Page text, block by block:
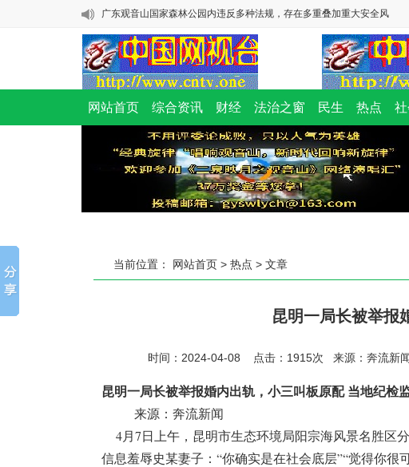
广东观音山国家森林公园内违反多种法规，存在多重叠加重大安全风
险
馆陶乞业家二次致函邯郸市委书记：奇！邯郸市公安局的核查报告竟
成了罪犯的辩护词
“促进民营经济发展壮大”的号角下， “全国样本”缘何收到“撤销令”？
浙江金华：这起离谱的强奸案，为何公检法都隐匿证据?
广东观音山国家森林公园内违反多种法规，存在多重叠加重大安全风
馆陶乞业家二次致函邯郸市委书记：奇！邯郸市公安局的核查报告竟
成了罪犯的辩护词
“促进民营经济发展壮大”的号角下， “全国样本”缘何收到“撤销令”？
网站首页 综合资讯 财经 法治之窗 民生 热点
当前位置： 网站首页 > 热点 > 文章
昆明一局长被举报
时间：2024-04-08 点击： 1915次 来源：奔流新
昆明一局长被举报婚内出轨，小三叫板原配 当地纪检
来源：奔流新闻
4月7日上午，昆明市生态环境局阳宗海风景名胜区
信息羞辱史某妻子：“你确实是在社会底层”“觉得你